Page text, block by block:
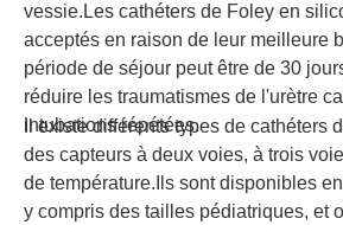
vessie.Les cathéters de Foley en
acceptés en raison de leur meilleure
période de séjour peut être de 30
réduire les traumatismes de l'urètre
intubations répétées.
Il existe différents types de cathéters
des capteurs à deux voies, à trois
de température.Ils sont disponibles
y compris des tailles pédiatriques, et